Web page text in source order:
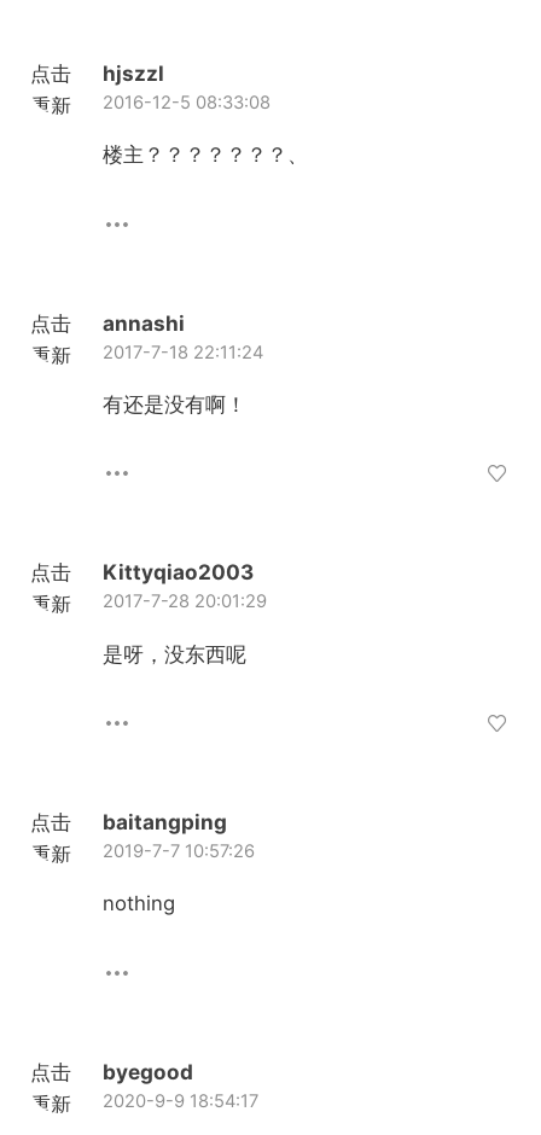
点击
重新
hjszzl
2016-12-5 08:33:08
楼主？？？？？？？、
点击
重新
annashi
2017-7-18 22:11:24
有还是没有啊！
点击
重新
Kittyqiao2003
2017-7-28 20:01:29
是呀，没东西呢
点击
重新
baitangping
2019-7-7 10:57:26
nothing
点击
重新
byegood
2020-9-9 18:54:17